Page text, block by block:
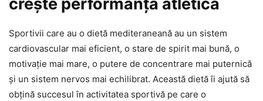
crește performanța atletică
Sportivii care au o dietă mediteraneană au un sistem
cardiovascular mai eficient, o stare de spirit mai bună, o
motivație mai mare, o putere de concentrare mai puternică
și un sistem nervos mai echilibrat. Această dietă îi ajută să
obțină succesul în activitatea sportivă pe care o